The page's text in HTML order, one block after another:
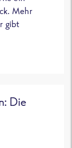
Mehr
gibt
Die